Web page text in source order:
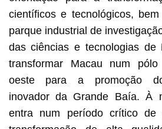
científicos e tecnológicos,
parque industrial de
das ciências e tecnologias de
transformar Macau num
oeste para a promoção do
inovador da Grande Baía. À
entra num período crítico de